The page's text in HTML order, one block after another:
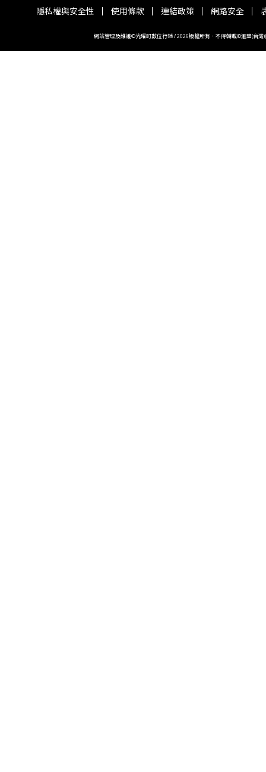
隱私權與安全性 使用條款 連結政策 網路安全
網站管理及維護©光曜町數位行銷 / 2026版權所有．不得轉載©滙豐(台灣